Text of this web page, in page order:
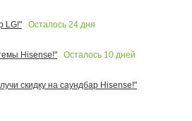
LG!"
Осталось 24 дня
Hisense!"
Осталось 10 дней
скидку на саундбар Hisense!"